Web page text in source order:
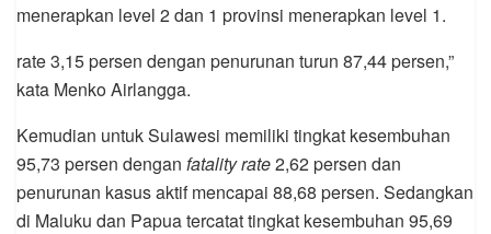
menerapkan level 2 dan 1 provinsi menerapkan level 1.
rate 3,15 persen dengan penurunan turun 87,44 persen,”
kata Menko Airlangga.
Kemudian untuk Sulawesi memiliki tingkat kesembuhan
95,73 persen dengan fatality rate2,62 persen dan
penurunan kasus aktif mencapai 88,68 persen. Sedangkan
di Maluku dan Papua tercatat tingkat kesembuhan 95,69